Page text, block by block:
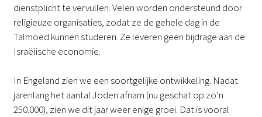
dienstplicht te vervullen. Velen worden ondersteund door
religieuze organisaties, zodat ze de gehele dag in de
Talmoed kunnen studeren. Ze leveren geen bijdrage aan de
Israëlische economie.
In Engeland zien we een soortgelijke ontwikkeling. Nadat
jarenlang het aantal Joden afnam (nu geschat op zo’n
250.000), zien we dit jaar weer enige groei. Dat is vooral